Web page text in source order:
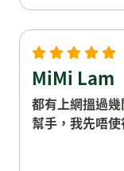
MiMi Lam
都有上網搵過
幫手，我先唔